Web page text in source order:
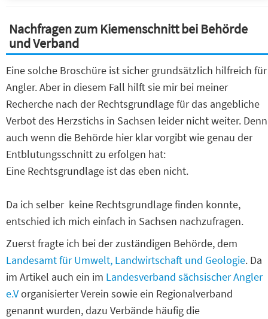
Nachfragen zum Kiemenschnitt bei Behörde
und Verband
Eine solche Broschüre ist sicher grundsätzlich hilfreich für
Angler. Aber in diesem Fall hilft sie mir bei meiner
Recherche nach der Rechtsgrundlage für das angebliche
Verbot des Herzstichs in Sachsen leider nicht weiter. Denn
auch wenn die Behörde hier klar vorgibt wie genau der
Entblutungsschnitt zu erfolgen hat:
Eine Rechtsgrundlage ist das eben nicht.
Da ich selber keine Rechtsgrundlage finden konnte,
entschied ich mich einfach in Sachsen nachzufragen.
Zuerst fragte ich bei der zuständigen Behörde, dem
Landesamt für Umwelt, Landwirtschaft und Geologie. Da
im Artikel auch ein im Landesverband sächsischer Angler
e.Vorganisierter Verein sowie ein Regionalverband
genannt wurden, dazu Verbände häufig die